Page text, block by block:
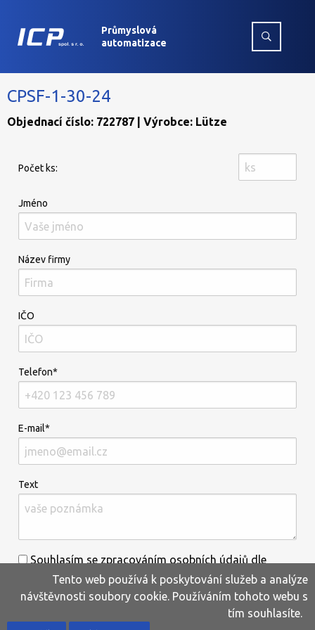
Průmyslová
automatizace
CPSF-1-30-24
Objednací číslo: 722787 | Výrobce: Lütze
Počet ks:
Jméno
Název firmy
IČO
Telefon*
E-mail*
Text
Souhlasím se zpracováním osobních údajů dle
informací uvedenýchzde.*
Tento web používá k poskytování služeb a analýze
návštěvnosti soubory cookie. Používáním tohoto webu s
tím souhlasíte.